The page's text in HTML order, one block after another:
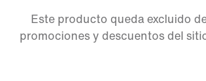
Este producto queda excluido
promociones y descuentos del